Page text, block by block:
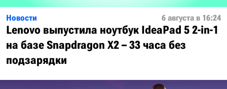
Новости 6 августа в 16:24
Lenovo выпустила ноутбук IdeaPad 5 2-in-1
на базе Snapdragon X2 – 33 часа без
подзарядки